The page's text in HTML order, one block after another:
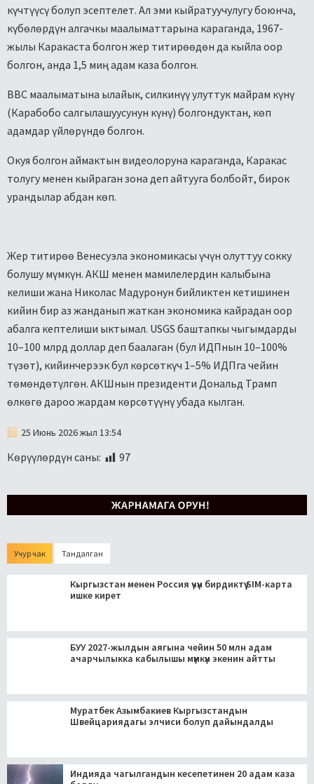
күчтүүсү болуп эсептелет. Ал эми кыйратуучулугу боюнча,
күбөлөрдүн алгачкы маалыматтарына караганда, 1967-
жылы Каракаста болгон жер титирөөдөн да кыйла оор
болгон, анда 1,5 миң адам каза болгон.
BBC маалыматына ылайык, силкинүү улуттук майрам күнү
(Карабобо салгылашуусунун күнү) болгондуктан, көп
адамдар үйлөрүндө болгон.
Окуя болгон аймактын видеолоруна караганда, Каракас
толугу менен кыйраган зона деп айтууга болбойт, бирок
урандылар абдан көп.
Жер титирөө Венесуэла экономикасы үчүн олуттуу сокку
болушу мүмкүн. АКШ менен мамилелердин калыбына
келиши жана Николас Мадуронун бийликтен кетишинен
кийин бир аз жанданып жаткан экономика кайрадан оор
абалга кептелиши ыктымал. USGS баштапкы чыгымдарды
10–100 млрд доллар деп баалаган (бул ИДПнын 10–100%
түзөт), кийинчерээк бул көрсөткүч 1–5% ИДПга чейин
төмөндөтүлгөн. АКШнын президенти Дональд Трамп
өлкөгө дароо жардам көрсөтүүнү убада кылган.
25 Июнь 2026 жыл 13:54
Көрүүлөрдүн саны: 97
Учур чак Тандалган
Кыргызстан менен Россия үчүн бирдиктүү SIM-карта
ишке кирет
БУУ 2027-жылдын аягына чейин 50 млн адам
ачарчылыкка кабылышы мүмкүн экенин айтты
Муратбек Азымбакиев Кыргызстандын
Швейцариядагы элчиси болуп дайындалды
Индияда чагылгандын кесепетинен 20 адам каза